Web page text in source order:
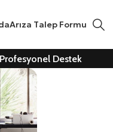
Arıza Talep Formu
Destek